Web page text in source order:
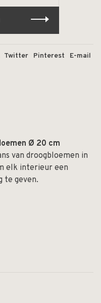
Twitter Pinterest E-mail
Ø 20 cm
van droogbloemen in
elk interieur een
te geven.